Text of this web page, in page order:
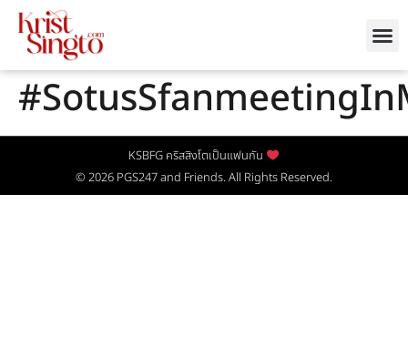
KSBFG คริสสิงโตเป็นแฟนกัน
© 2026 PGS247and Friends. All Rights Reserved.